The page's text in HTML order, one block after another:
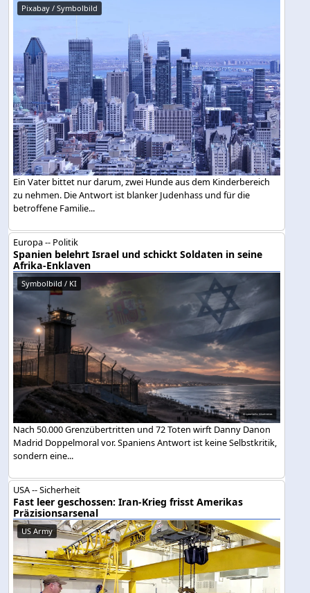
Pixabay / Symbolbild
Ein Vater bittet nur darum, zwei Hunde aus dem Kinderbereich
zu nehmen. Die Antwort ist blanker Judenhass und für die
betroffene Familie...
Europa -- Politik
Spanien belehrt Israel und schickt Soldaten in seine
Afrika-Enklaven
Symbolbild / KI
Nach 50.000 Grenzübertritten und 72 Toten wirft Danny Danon
Madrid Doppelmoral vor. Spaniens Antwort ist keine Selbstkritik,
sondern eine...
USA -- Sicherheit
Fast leer geschossen: Iran-Krieg frisst Amerikas
Präzisionsarsenal
US Army